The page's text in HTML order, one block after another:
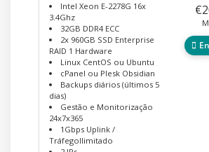
Intel Xeon E-2278G 16x
3.4Ghz
32GB DDR4 ECC
2x 960GB SSD Enterprise
RAID 1 Hardware
Linux CentOS ou Ubuntu
cPanel ou Plesk Obsidian
Backups diários (últimos 5
dias)
Gestão e Monitorização
24x7x365
1Gbps Uplink /
TráfegoIlimitado